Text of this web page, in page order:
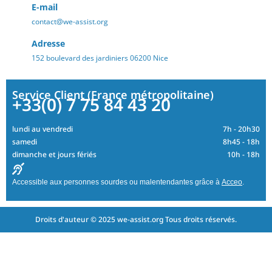
E-mail
contact@we-assist.org
Adresse
152 boulevard des jardiniers 06200 Nice
Service Client (France métropolitaine)
+33(0) 7 75 84 43 20
lundi au vendredi
7h - 20h30
samedi
8h45 - 18h
dimanche et jours fériés
10h - 18h
Accessible aux personnes sourdes ou malentendantes grâce à Acceo.
Droits d'auteur © 2025 we-assist.org Tous droits réservés.